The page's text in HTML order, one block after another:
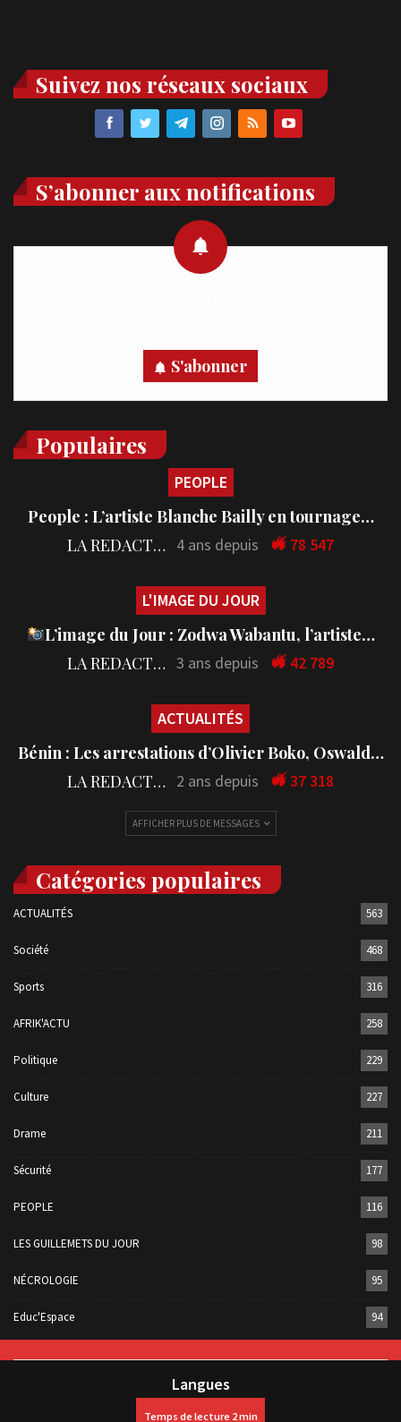
Suivez nos réseaux sociaux
S’abonner aux notifications
S'abonner
Populaires
PEOPLE
People : L’artiste Blanche Bailly en tournage…
LA REDACTION 4 ans depuis 78 547
L'IMAGE DU JOUR
L’image du Jour : Zodwa Wabantu, l’artiste…
LA REDACTION 3 ans depuis 42 789
ACTUALITÉS
Bénin : Les arrestations d’Olivier Boko, Oswald…
LA REDACTION 2 ans depuis 37 318
AFFICHER PLUS DE MESSAGES
Catégories populaires
ACTUALITÉS 563
Société 468
Sports 316
AFRIK'ACTU 258
Politique 229
Culture 227
Drame 211
Sécurité 177
PEOPLE 116
LES GUILLEMETS DU JOUR 98
NÉCROLOGIE 95
Educ'Espace 94
Langues